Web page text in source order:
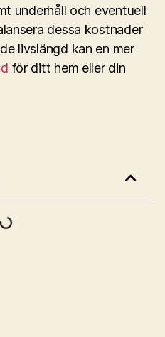
underhåll och eventuell
dessa kostnader
livslängd kan en mer
för ditt hem eller din